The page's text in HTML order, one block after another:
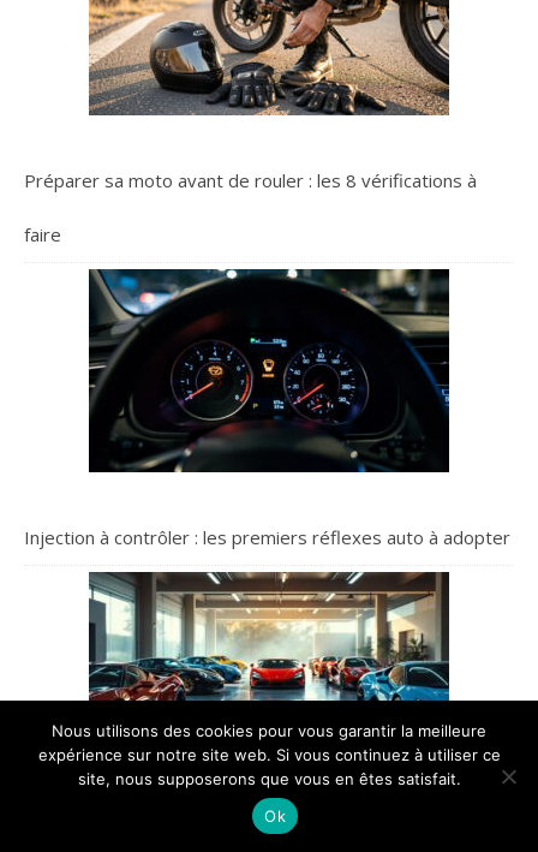
Préparer sa moto avant de rouler : les 8 vérifications à
faire
Injection à contrôler : les premiers réflexes auto à adopter
Nous utilisons des cookies pour vous garantir la meilleure
expérience sur notre site web. Si vous continuez à utiliser ce
site, nous supposerons que vous en êtes satisfait.
Ok